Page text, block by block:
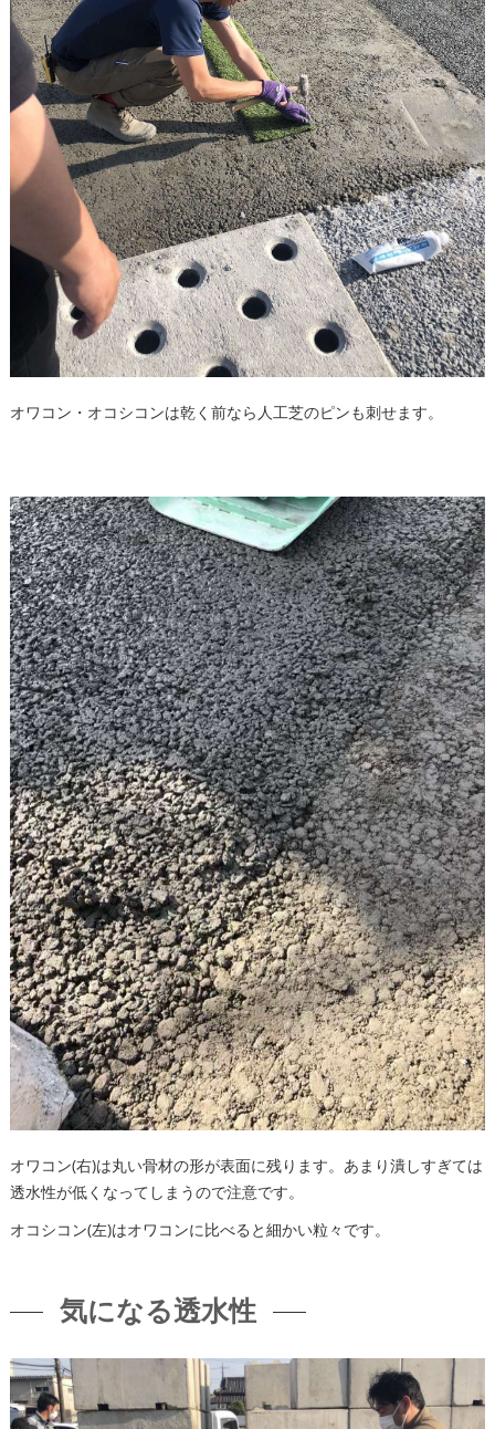
オワコン・オコシコンは乾く前なら人工芝のピンも刺せます。
オワコン(右)は丸い骨材の形が表面に残ります。あまり潰しすぎては
透水性が低くなってしまうので注意です。
オコシコン(左)はオワコンに比べると細かい粒々です。
気になる透水性